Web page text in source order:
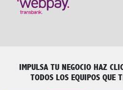
IMPULSA TU NEGOCIO HAZ
TODOS LOS EQUIPOS QUE